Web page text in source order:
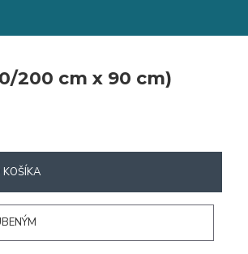
200 cm x 90 cm)